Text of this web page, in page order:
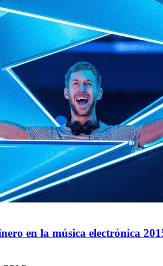
en la música electrónica